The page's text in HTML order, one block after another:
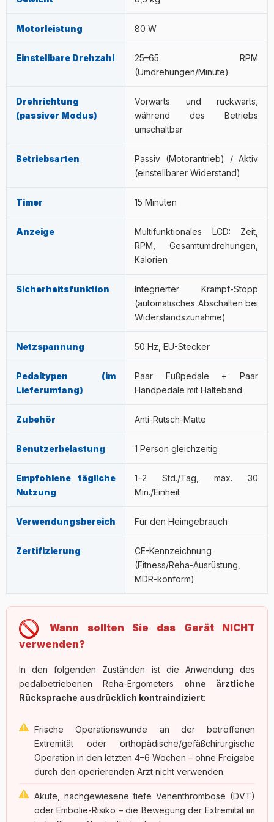
möglicherweise ist die Drehzahl zu hoch oder das Gerät
Motorleistung 80 W
Einstellbare Drehzahl
25–65 RPM
(Umdrehungen/Minute)
Drehrichtung
(passiver Modus)
Vorwärts und rückwärts,
während des Betriebs
umschaltbar
Betriebsarten
Passiv (Motorantrieb) / Aktiv
(einstellbarer Widerstand)
Timer 15 Minuten
Anzeige
Multifunktionales LCD: Zeit,
RPM, Gesamtumdrehungen,
Kalorien
Sicherheitsfunktion
Integrierter Krampf-Stopp
(automatisches Abschalten bei
Widerstandszunahme)
Netzspannung 50 Hz, EU-Stecker
Pedaltypen (im
Lieferumfang)
Paar Fußpedale + Paar
Handpedale mit Halteband
Zubehör Anti-Rutsch-Matte
Benutzerbelastung 1 Person gleichzeitig
Empfohlene tägliche
Nutzung
1–2 Std./Tag, max. 30
Min./Einheit
Verwendungsbereich Für den Heimgebrauch
Zertifizierung
CE-Kennzeichnung
(Fitness/Reha-Ausrüstung,
MDR-konform)
Wann sollten Sie das Gerät NICHT
verwenden?
In den folgenden Zuständen ist die Anwendung des
pedalbetriebenen Reha-Ergometers ohne ärztliche
Rücksprache ausdrücklich kontraindiziert:
Frische Operationswunde an der betroffenen
Extremität oder orthopädische/gefäßchirurgische
Operation in den letzten 4–6 Wochen – ohne Freigabe
durch den operierenden Arzt nicht verwenden.
Akute, nachgewiesene tiefe Venenthrombose (DVT)
oder Embolie-Risiko – die Bewegung der Extremität im